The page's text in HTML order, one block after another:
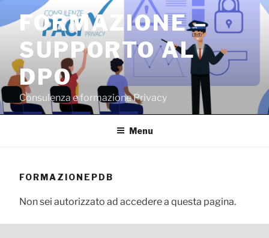
contenuto
FORMAZIONE –
SUPPORTO AL
DPO
Consulenza e formazione Privacy
Menu
FORMAZIONEPDB
Non sei autorizzato ad accedere a questa pagina.